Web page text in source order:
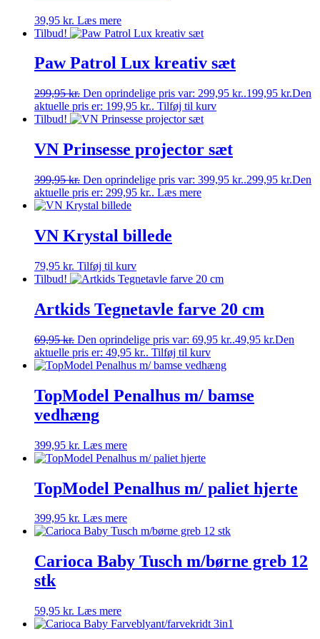
39,95 kr. Læs mere
Tilbud!
Paw Patrol Lux kreativ sæt
299,95kr. Den oprindelige pris var: 299,95 kr..199,95 kr.Den
aktuelle pris er: 199,95 kr.. Tilføj til kurv
Tilbud!
VN Prinsesse projector sæt
399,95kr. Den oprindelige pris var: 399,95 kr..299,95 kr.Den
aktuelle pris er: 299,95 kr.. Læs mere
VN Krystal billede
79,95 kr. Tilføj til kurv
Tilbud!
Artkids Tegnetavle farve 20 cm
69,95kr. Den oprindelige pris var: 69,95 kr..49,95 kr.Den
aktuelle pris er: 49,95 kr.. Tilføj til kurv
TopModel Penalhus m/ bamse
vedhæng
399,95 kr. Læs mere
TopModel Penalhus m/ paliet hjerte
399,95 kr. Læs mere
Carioca Baby Tusch m/børne greb 12
stk
59,95 kr. Læs mere